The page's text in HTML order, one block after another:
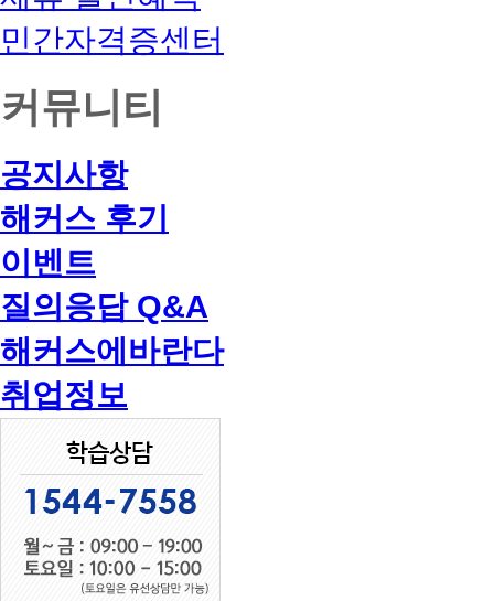
민간자격증센터
커뮤니티
공지사항
해커스 후기
이벤트
질의응답 Q&A
해커스에바란다
취업정보